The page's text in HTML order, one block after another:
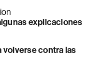
explicaciones
volverse contra las